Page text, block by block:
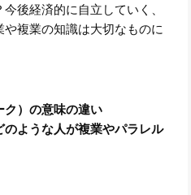
後経済的に自立していく、
複業の知識は大切なものに
ク）の意味の違い
ような人が複業やパラレル